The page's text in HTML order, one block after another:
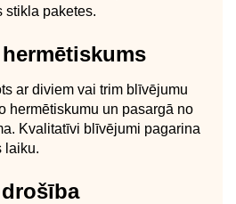
stikla paketes.
ar diviem vai trim blīvējumu
hermētiskumu un pasargā no
Kvalitatīvi blīvējumi pagarina
laiku.